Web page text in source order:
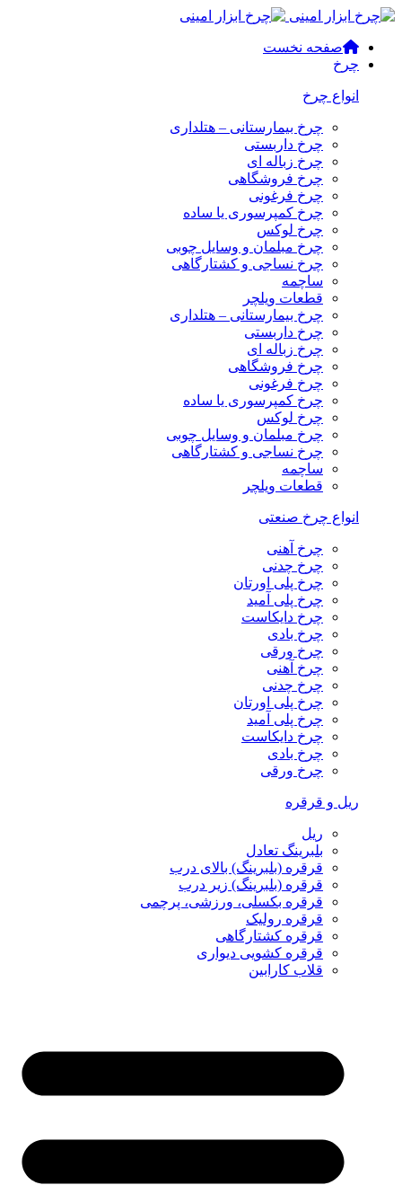
صفحه نخست
چرخ
انواع چرخ
چرخ بیمارستانی – هتلداری
چرخ داربستی
چرخ زباله ای
چرخ فروشگاهی
چرخ فرغونی
چرخ کمپرسوری یا ساده
چرخ لوکس
چرخ مبلمان و وسایل چوبی
چرخ نساجی و کشتارگاهی
ساچمه
قطعات ویلچر
چرخ بیمارستانی – هتلداری
چرخ داربستی
چرخ زباله ای
چرخ فروشگاهی
چرخ فرغونی
چرخ کمپرسوری یا ساده
چرخ لوکس
چرخ مبلمان و وسایل چوبی
چرخ نساجی و کشتارگاهی
ساچمه
قطعات ویلچر
انواع چرخ صنعتی
چرخ آهنی
چرخ چدنی
چرخ پلی اورتان
چرخ پلی آمید
چرخ دایکاست
چرخ بادی
چرخ ورقی
چرخ آهنی
چرخ چدنی
چرخ پلی اورتان
چرخ پلی آمید
چرخ دایکاست
چرخ بادی
چرخ ورقی
ریل و قرقره
ریل
بلبرینگ تعادل
قرقره (بلبرینگ) بالای درب
قرقره (بلبرینگ) زیر درب
قرقره بکسلی، ورزشی، پرچمی
قرقره رولیک
قرقره کشتارگاهی
قرقره کشویی دیواری
قلاب کارابین